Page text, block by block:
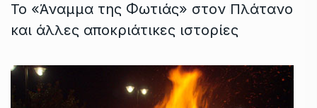
Το «Άναμμα της Φωτιάς» στον Πλάτανο
και άλλες αποκριάτικες ιστορίες